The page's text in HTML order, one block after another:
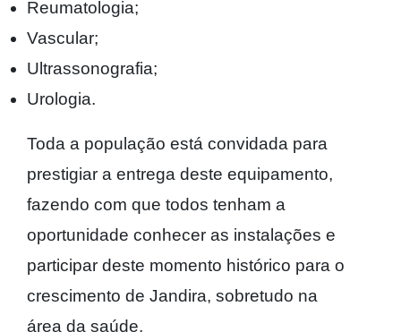
Reumatologia;
Vascular;
Ultrassonografia;
Urologia.
Toda a população está convidada para
prestigiar a entrega deste equipamento,
fazendo com que todos tenham a
oportunidade conhecer as instalações e
participar deste momento histórico para o
crescimento de Jandira, sobretudo na
área da saúde.